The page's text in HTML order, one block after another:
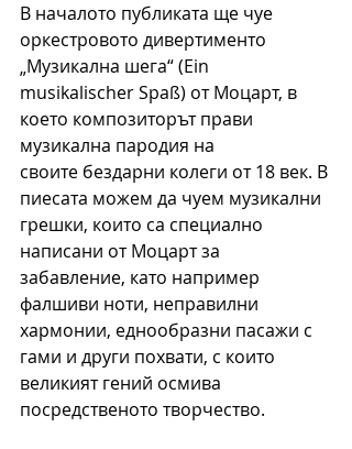
В началото публиката ще чуе
оркестровото дивертименто
„Музикална шега“ (Ein
musikalischer Spaß) от Моцарт, в
което композиторът прави
музикална пародия на
своите бездарни колеги от 18 век. В
пиесата можем да чуем музикални
грешки, които са специално
написани от Моцарт за
забавление, като например
фалшиви ноти, неправилни
хармонии, еднообразни пасажи с
гами и други похвати, с които
великият гений осмива
посредственото творчество.